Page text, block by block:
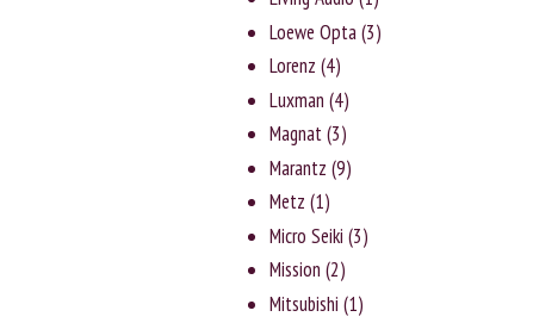
Loewe Opta(3)
Lorenz (4)
Luxman (4)
Magnat(3)
Marantz (9)
Metz (1)
Micro Seiki (3)
Mission (2)
Mitsubishi (1)